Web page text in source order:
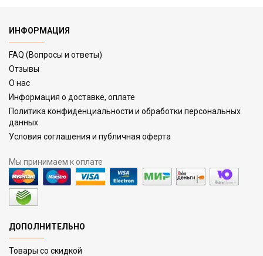
ИНФОРМАЦИЯ
FAQ (Вопросы и ответы)
Отзывы
О нас
Информация о доставке, оплате
Политика конфиденциальности и обработки персональных
данных
Условия соглашения и публичная оферта
Мы принимаем к оплате
ДОПОЛНИТЕЛЬНО
Товары со скидкой